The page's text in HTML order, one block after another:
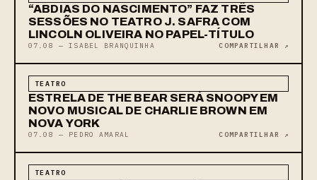
“ABDIAS DO NASCIMENTO” FAZ TRÊS
SESSÕES NO TEATRO J. SAFRA COM
LINCOLN OLIVEIRA NO PAPEL-TÍTULO
07.08 — ISABEL BRANQUINHA COMPARTILHAR ↗
TEATRO
ESTRELA DE THE BEAR SERÁ SNOOPY EM
NOVO MUSICAL DE CHARLIE BROWN EM
NOVA YORK
07.08 — PEDRO AMARAL COMPARTILHAR ↗
TEATRO